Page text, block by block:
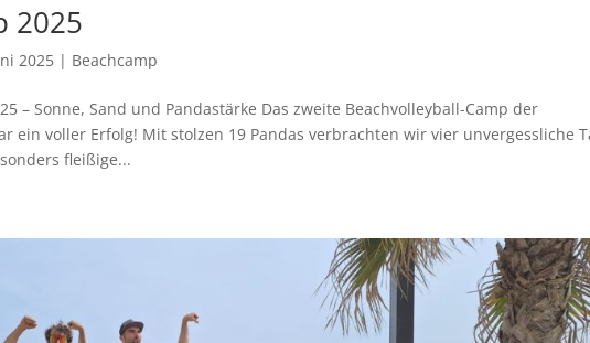
2025
2025 | Beachcamp
– Sonne, Sand und Pandastärke Das zweite Beachvolleyball-Camp der
ein voller Erfolg! Mit stolzen 19 Pandas verbrachten wir vier unvergessliche
fleißige...